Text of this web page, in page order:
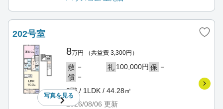
202号室
写真を見る
8万円 （共益費 3,300円）
敷 － 礼 100,000円 保 －
償 －
2階 / 1LDK / 44.28㎡
2026/08/06 更新